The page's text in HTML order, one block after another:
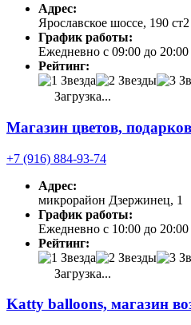
Адрес:
Ярославское шоссе, 190 ст2
График работы:
Ежедневно с 09:00 до 20:00
Рейтинг:
Загрузка...
Магазин цветов,
+7 (916) 884-93-74
Адрес:
микрорайон Дзержинец, 1
График работы:
Ежедневно с 10:00 до
Рейтинг:
Загрузка...
Katty balloons, магазин